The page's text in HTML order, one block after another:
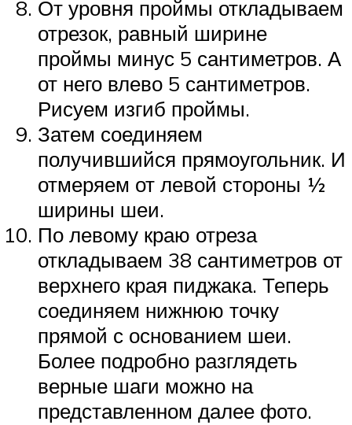
От уровня проймы откладываем
отрезок, равный ширине
проймы минус 5 сантиметров. А
от него влево 5 сантиметров.
Рисуем изгиб проймы.
Затем соединяем
получившийся прямоугольник. И
отмеряем от левой стороны ½
ширины шеи.
По левому краю отреза
откладываем 38 сантиметров от
верхнего края пиджака. Теперь
соединяем нижнюю точку
прямой с основанием шеи.
Более подробно разглядеть
верные шаги можно на
представленном далее фото.